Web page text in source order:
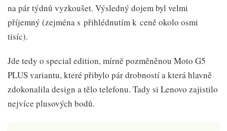
na pár týdnů vyzkoušet. Výsledný dojem byl velmi
příjemný (zejména s přihlédnutím k ceně okolo osmi
tisíc).
Jde tedy o special edition, mírně pozměněnou Moto G5
PLUS variantu, které přibylo pár drobností a která hlavně
zdokonalila design a tělo telefonu. Tady si Lenovo zajistilo
nejvíce plusových bodů.